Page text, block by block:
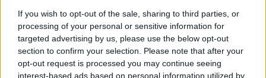
If you wish to opt-out of the sale, sharing to third parties, or
processing of your personal or sensitive information for
targeted advertising by us, please use the below opt-out
section to confirm your selection. Please note that after your
opt-out request is processed you may continue seeing
interest-based ads based on personal information utilized by
Mint arról korábban beszámoltunk, a Belügyminisztérium
tájékoztatása szerint a következő 2 évben tervezik az e-
személyi chip- és operációs rendszerének és
alkalmazásának megújítását, az e-aláírás és a közösségi